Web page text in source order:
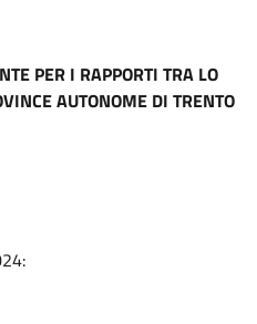
PER I RAPPORTI TRA LO
AUTONOME DI TRENTO